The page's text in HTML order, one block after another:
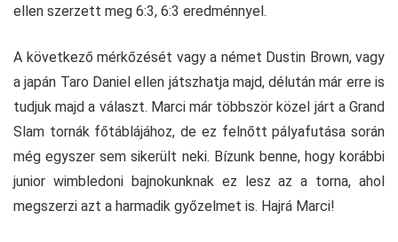
ellen szerzett meg 6:3, 6:3 eredménnyel.
A következő mérkőzését vagy a német Dustin Brown, vagy
a japán Taro Daniel ellen játszhatja majd, délután már erre is
tudjuk majd a választ. Marci már többször közel járt a Grand
Slam tornák főtáblájához, de ez felnőtt pályafutása során
még egyszer sem sikerült neki. Bízunk benne, hogy korábbi
junior wimbledoni bajnokunknak ez lesz az a torna, ahol
megszerzi azt a harmadik győzelmet is. Hajrá Marci!